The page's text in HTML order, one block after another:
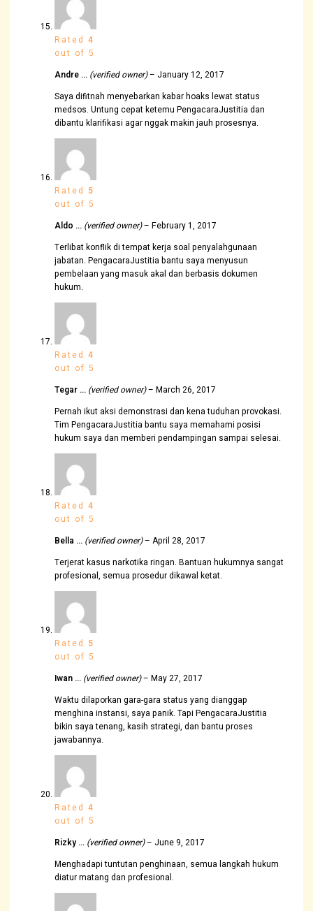
Rated4
out of 5
Andre … (verified owner)– January 12, 2017
Saya difitnah menyebarkan kabar hoaks lewat status
medsos. Untung cepat ketemu PengacaraJustitia dan
dibantu klarifikasi agar nggak makin jauh prosesnya.
Rated 5
out of 5
Aldo … (verified owner)– February 1, 2017
Terlibat konflik di tempat kerja soal penyalahgunaan
jabatan. PengacaraJustitia bantu saya menyusun
pembelaan yang masuk akal dan berbasis dokumen
hukum.
Rated4
out of 5
Tegar … (verified owner)– March 26, 2017
Pernah ikut aksi demonstrasi dan kena tuduhan provokasi.
Tim PengacaraJustitia bantu saya memahami posisi
hukum saya dan memberi pendampingan sampai selesai.
Rated4
out of 5
Bella … (verified owner)– April 28, 2017
Terjerat kasus narkotika ringan. Bantuan hukumnya sangat
profesional, semua prosedur dikawal ketat.
Rated 5
out of 5
Iwan … (verified owner)– May 27, 2017
Waktu dilaporkan gara-gara status yang dianggap
menghina instansi, saya panik. Tapi PengacaraJustitia
bikin saya tenang, kasih strategi, dan bantu proses
jawabannya.
Rated4
out of 5
Rizky … (verified owner)– June 9, 2017
Menghadapi tuntutan penghinaan, semua langkah hukum
diatur matang dan profesional.